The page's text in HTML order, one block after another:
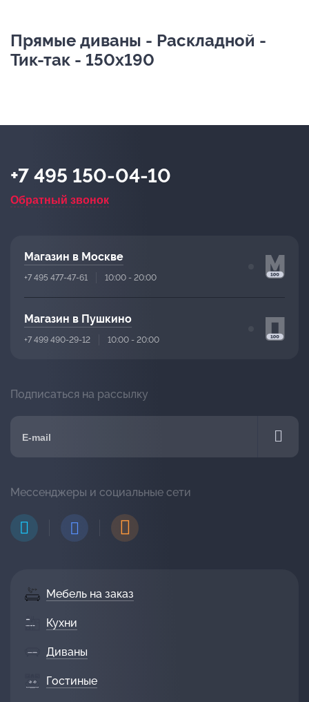
Прямые диваны - Раскладной -
Тик-так - 150х190
Мебель на заказ
Кухни
Диваны
Гостиные
+7 495 150-04-10
Обратный звонок
Магазин в Москве
+7 495 477-47-61 10:00 - 20:00
Магазин в Пушкино
+7 499 490-29-12 10:00 - 20:00
Подписаться на рассылку
Мессенджеры и социальные сети